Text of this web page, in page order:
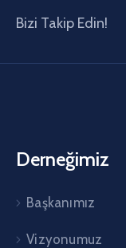
Bizi Takip Edin!
Derneğimiz
Başkanımız
Vizyonumuz